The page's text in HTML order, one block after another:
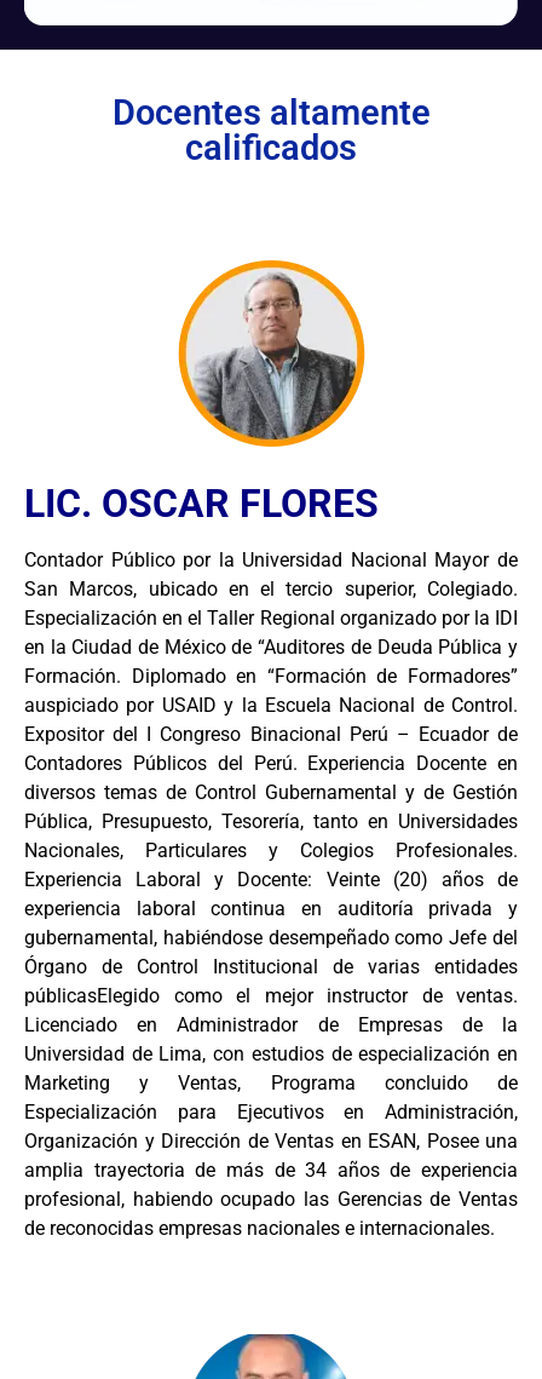
Docentes altamente
calificados
LIC. OSCAR FLORES
Contador Público por la Universidad Nacional Mayor de
San Marcos, ubicado en el tercio superior, Colegiado.
Especialización en el Taller Regional organizado por la IDI
en la Ciudad de México de “Auditores de Deuda Pública y
Formación. Diplomado en “Formación de Formadores”
auspiciado por USAID y la Escuela Nacional de Control.
Expositor del I Congreso Binacional Perú – Ecuador de
Contadores Públicos del Perú. Experiencia Docente en
diversos temas de Control Gubernamental y de Gestión
Pública, Presupuesto, Tesorería, tanto en Universidades
Nacionales, Particulares y Colegios Profesionales.
Experiencia Laboral y Docente: Veinte (20) años de
experiencia laboral continua en auditoría privada y
gubernamental, habiéndose desempeñado como Jefe del
Órgano de Control Institucional de varias entidades
públicasElegido como el mejor instructor de ventas.
Licenciado en Administrador de Empresas de la
Universidad de Lima, con estudios de especialización en
Marketing y Ventas, Programa concluido de
Especialización para Ejecutivos en Administración,
Organización y Dirección de Ventas en ESAN, Posee una
amplia trayectoria de más de 34 años de experiencia
profesional, habiendo ocupado las Gerencias de Ventas
de reconocidas empresas nacionales e internacionales.